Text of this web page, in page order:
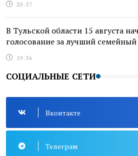
20:57
В Тульской области 15 августа
голосование за лучший
19:36
СОЦИАЛЬНЫЕ СЕТИ
Вконтакте
Телеграм